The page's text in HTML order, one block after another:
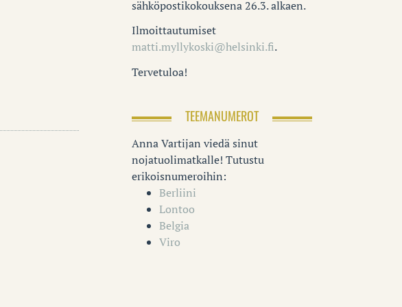
sähköpostikokouksena 26.3. alkaen.
Ilmoittautumiset
matti.myllykoski@helsinki.fi.
Tervetuloa!
TEEMANUMEROT
Anna Vartijan viedä sinut
nojatuolimatkalle! Tutustu
erikoisnumeroihin:
Berliini
Lontoo
Belgia
Viro